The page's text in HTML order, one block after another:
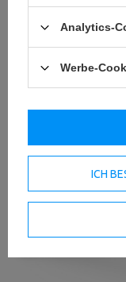
Analytics-
Werbe-
ICH